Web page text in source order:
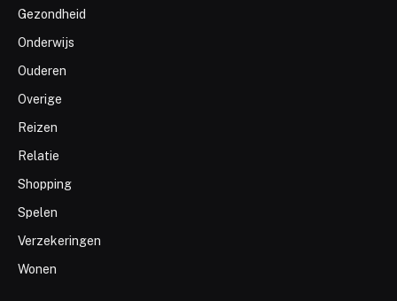
Gezondheid
Onderwijs
Ouderen
Overige
Reizen
Relatie
Shopping
Spelen
Verzekeringen
Wonen